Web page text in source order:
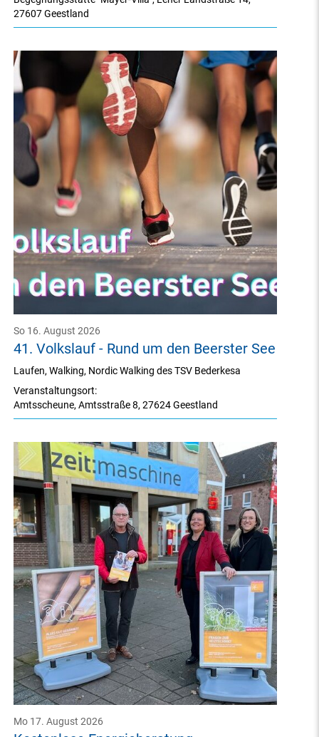
27607 Geestland
41. Volkslauf - Rund um den Beerster See
So 16. August 2026
Veranstaltungsort:
Amtsscheune,Amtsstraße 8,27624 Geestland
Laufen, Walking, Nordic Walking des TSV Bederkesa
Mo 17. August 2026